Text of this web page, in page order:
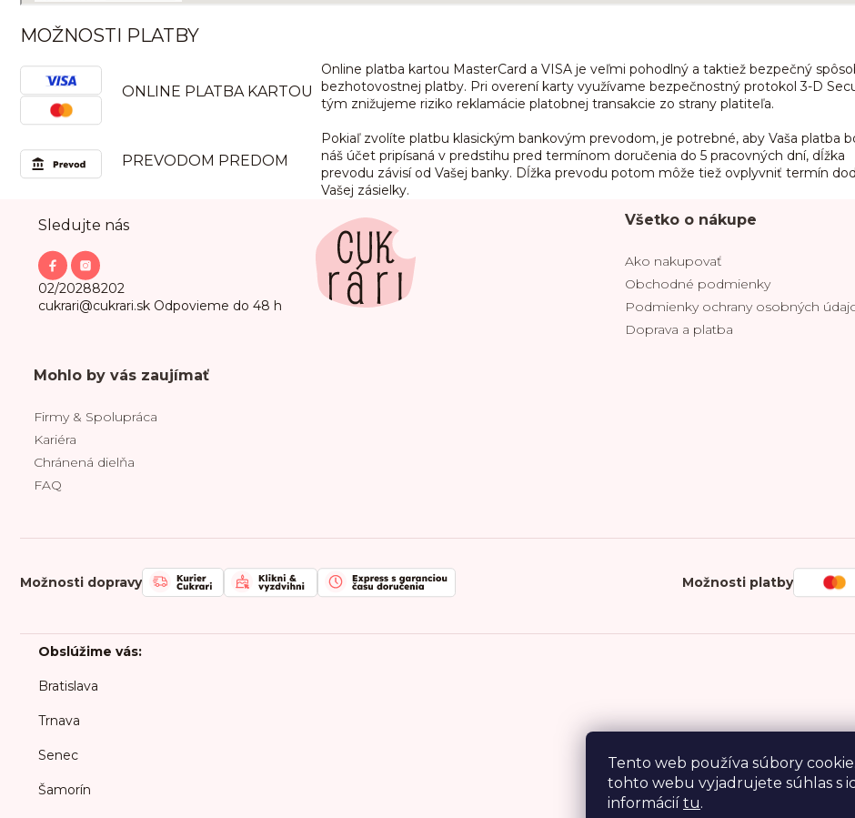
Tento web používa súbory
tohto webu vyjadrujete súhlas s
informácií tu.
MOŽNOSTI PLATBY
ONLINE PLATBA KARTOU
Online platba kartou MasterCard a VISA je veľmi pohodlný a taktiež bezpečný
bezhotovostnej platby. Pri overení karty využívame bezpečnostný protokol 3-D
tým znižujeme riziko reklamácie platobnej transakcie zo strany platiteľa.
PREVODOM PREDOM
Pokiaľ zvolíte platbu klasickým bankovým prevodom, je potrebné, aby Vaša platba
náš účet pripísaná v predstihu pred termínom doručenia do 5 pracovných dní, dĺžka
prevodu závisí od Vašej banky. Dĺžka prevodu potom môže tiež ovplyvniť termín
Vašej zásielky.
Sledujte nás
02/20288202
cukrari@cukrari.sk Odpovieme do 48 h
Všetko o nákupe
Ako nakupovať
Obchodné podmienky
Podmienky ochrany osobných
Doprava a platba
Mohlo by vás zaujímať
Firmy & Spolupráca
Kariéra
Chránená dielňa
FAQ
Možnosti dopravy Možnosti platby
Obslúžime vás:
Bratislava
Trnava
Senec
Šamorín